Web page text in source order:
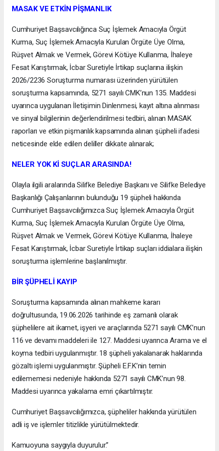
MASAK VE ETKİN PİŞMANLIK
Cumhuriyet Başsavcılığınca Suç İşlemek Amacıyla Örgüt
Kurma, Suç İşlemek Amacıyla Kurulan Örgüte Üye Olma,
Rüşvet Almak ve Vermek, Görevi Kötüye Kullanma, İhaleye
Fesat Karıştırmak, İcbar Suretiyle İrtikap suçlarına ilişkin
2026/2236 Soruşturma numarası üzerinden yürütülen
soruşturma kapsamında, 5271 sayılı CMK’nun 135. Maddesi
uyarınca uygulanan İletişimin Dinlenmesi, kayıt altına alınması
ve sinyal bilgilerinin değerlendirilmesi tedbiri, alınan MASAK
raporları ve etkin pişmanlık kapsamında alınan şüpheli ifadesi
neticesinde elde edilen deliller dikkate alınarak;
NELER YOK Kİ SUÇLAR ARASINDA!
Olayla ilgili aralarında Silifke Belediye Başkanı ve Silifke Belediye
Başkanlığı Çalışanlarının bulunduğu 19 şüpheli hakkında
Cumhuriyet Başsavcılığımızca Suç İşlemek Amacıyla Örgüt
Kurma, Suç İşlemek Amacıyla Kurulan Örgüte Üye Olma,
Rüşvet Almak ve Vermek, Görevi Kötüye Kullanma, İhaleye
Fesat Karıştırmak, İcbar Suretiyle İrtikap suçları iddialara ilişkin
soruşturma işlemlerine başlanılmıştır.
BİR ŞÜPHELİ KAYIP
Soruşturma kapsamında alınan mahkeme kararı
doğrultusunda, 19.06.2026 tarihinde eş zamanlı olarak
şüphelilere ait ikamet, işyeri ve araçlarında 5271 sayılı CMK’nun
116 ve devamı maddeleri ile 127. Maddesi uyarınca Arama ve el
koyma tedbiri uygulanmıştır. 18 şüpheli yakalanarak haklarında
gözaltı işlemi uygulanmıştır. Şüpheli E.F.K’nin temin
edilememesi nedeniyle hakkında 5271 sayılı CMK’nun 98.
Maddesi uyarınca yakalama emri çıkartılmıştır.
Cumhuriyet Başsavcılığımızca, şüpheliler hakkında yürütülen
adli iş ve işlemler titizlikle yürütülmektedir.
Kamuoyuna saygıyla duyurulur.”